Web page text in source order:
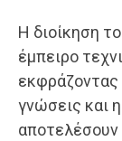
Η διοίκηση
έμπειρο
εκφράζοντας
γνώσεις και
αποτελέσουν